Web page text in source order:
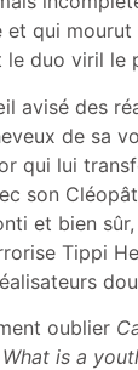
qui
duo viril
avisé des
de sa
qui lui
son
et bien
Tippi
oublier
What is a